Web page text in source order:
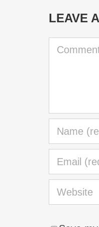
LEAVE
Comment